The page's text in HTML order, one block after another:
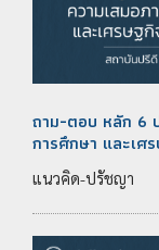
ถาม-ตอบ หลัก 6
การศึกษา และเศ
แนวคิด-ปรัชญา